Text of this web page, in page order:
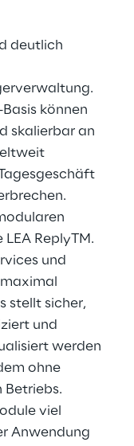
deutlich
können
skalierbar an
ReplyTM.
und
stellt sicher,
und
werden
ohne
Betriebs.
viel
Anwendung